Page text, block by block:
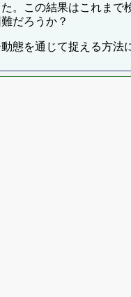
。この結果はこれま
だろうか？
態を通じて捉える方法